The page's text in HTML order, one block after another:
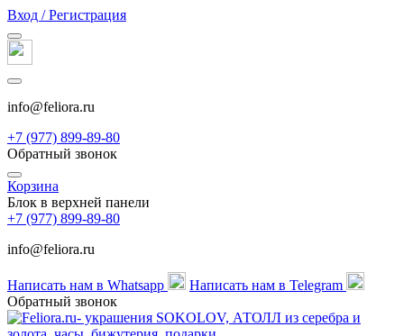
Вход / Регистрация
info@feliora.ru
+7 (977) 899-89-80
Обратный звонок
Корзина
Блок в верхней панели
+7 (977) 899-89-80
info@feliora.ru
Написать нам в Whatsapp
Написать нам в Telegram
Обратный звонок